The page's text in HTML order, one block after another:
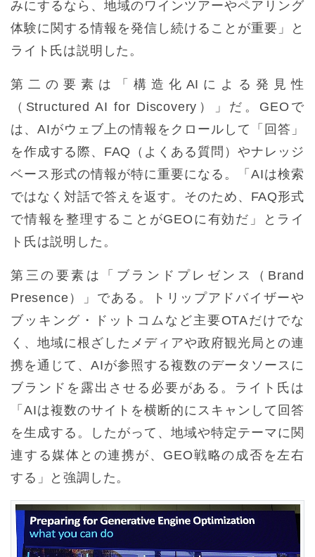
みにするなら、地域のワインツアーやペアリング
体験に関する情報を発信し続けることが重要」と
ライト氏は説明した。
第二の要素は「構造化AIによる発見性
（Structured AI for Discovery）」だ。GEOで
は、AIがウェブ上の情報をクロールして「回答」
を作成する際、FAQ（よくある質問）やナレッジ
ベース形式の情報が特に重要になる。「AIは検索
ではなく対話で答えを返す。そのため、FAQ形式
で情報を整理することがGEOに有効だ」とライ
ト氏は説明した。
第三の要素は「ブランドプレゼンス（Brand
Presence）」である。トリップアドバイザーや
ブッキング・ドットコムなど主要OTAだけでな
く、地域に根ざしたメディアや政府観光局との連
携を通じて、AIが参照する複数のデータソースに
ブランドを露出させる必要がある。ライト氏は
「AIは複数のサイトを横断的にスキャンして回答
を生成する。したがって、地域や特定テーマに関
連する媒体との連携が、GEO戦略の成否を左右
する」と強調した。